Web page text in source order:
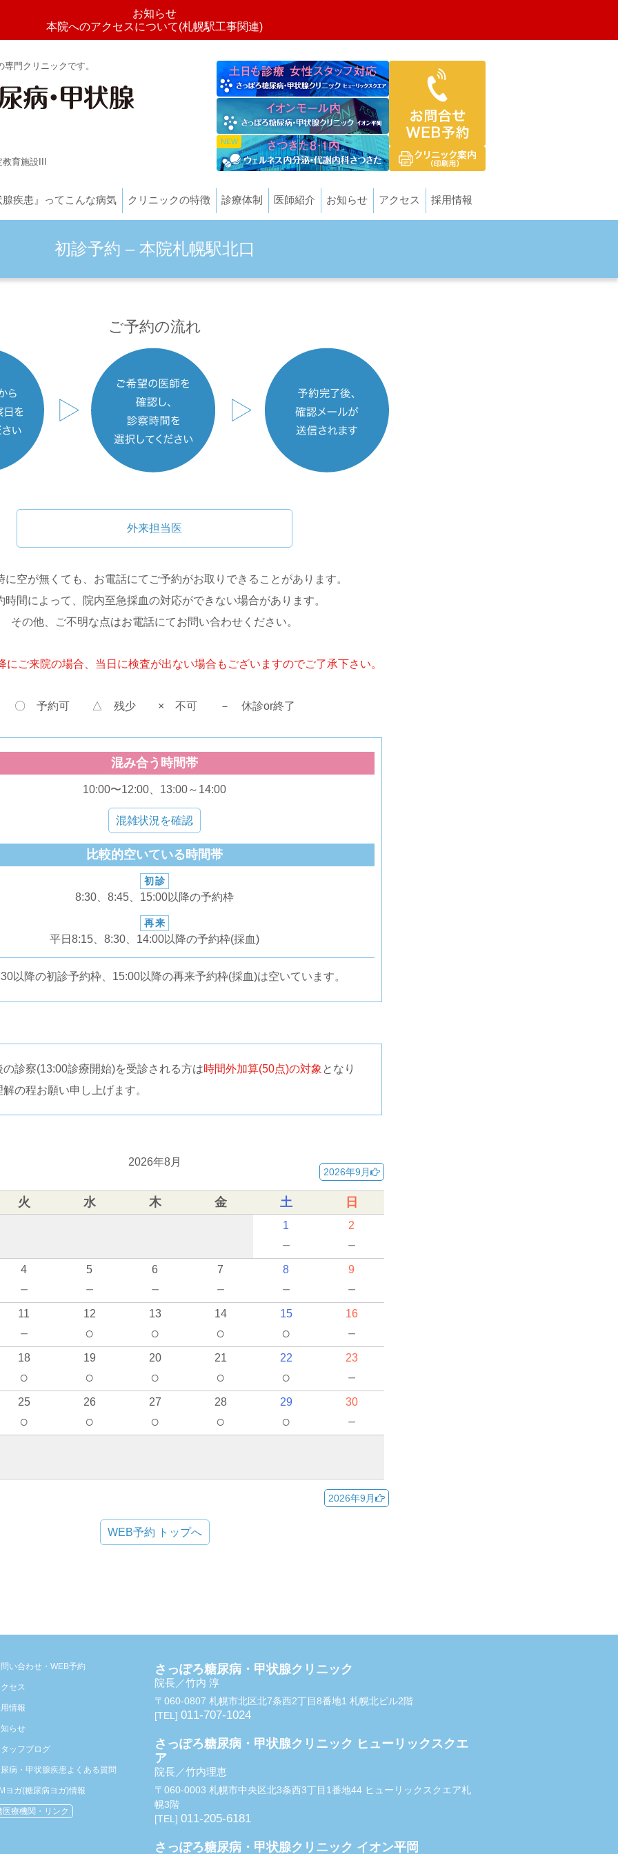
お知らせ
本院へのアクセスについて(札幌駅工事関連)
門クリニックです。
育施設III
腺疾患』ってこんな病気 クリニックの特徴 診療体制 医師紹介 お知らせ アクセス 採用情報
初診予約 – 本院札幌駅北口
ご予約の流れ
外来担当医
に空が無くても、お電話にてご予約がお取りできることがあります。
時間によって、院内至急採血の対応ができない場合があります。
その他、ご不明な点はお電話にてお問い合わせください。
ご来院の場合、当日に検査が出ない場合もございますのでご了承下さい。
〇 予約可 △ 残少 × 不可 － 休診or終了
混み合う時間帯
10:00〜12:00、13:00～14:00
混雑状況を確認
比較的空いている時間帯
初診
8:30、8:45、15:00以降の予約枠
再来
平日8:15、8:30、14:00以降の予約枠(採血)
以降の初診予約枠、15:00以降の再来予約枠(採血)は空いています。
の診察(13:00診療開始)を受診される方は時間外加算(50点)の対象 となり
解の程お願い申し上げます。
2026年8月
2026年9月
火 水 木 金 土 日
1
－
2
－
4
－
5
－
6
－
7
－
8
－
9
－
11
－
12
○
13
○
14
○
15
○
16
－
18
○
19
○
20
○
21
○
22
○
23
－
25
○
26
○
27
○
28
○
29
○
30
－
2026年9月
WEB予約 トップへ
い合わせ・WEB予約
セス
情報
らせ
ッフブログ
病・甲状腺疾患よくある質問
ヨガ(糖尿病ヨガ)情報
医療機関・リンク
さっぽろ糖尿病・甲状腺クリニック
院長／竹内 淳
〒060-0807 札幌市北区北7条西2丁目8番地1 札幌北ビル2階
[TEL] 011-707-1024
さっぽろ糖尿病・甲状腺クリニック ヒューリックスクエ
ア
院長／竹内理恵
〒060-0003 札幌市中央区北3条西3丁目1番地44 ヒューリックスクエア札
幌3階
[TEL] 011-205-6181
さっぽろ糖尿病・甲状腺クリニック イオン平岡